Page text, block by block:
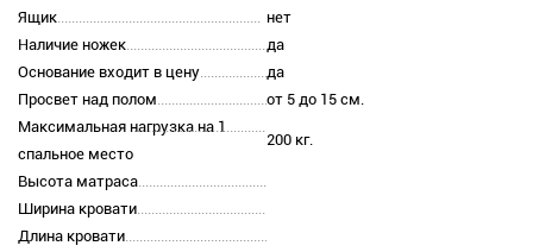
Ящик
нет
Наличие ножек
да
Основание входит в цену
да
Просвет над полом
от 5 до 15 см.
Максимальная нагрузка на 1
спальное место
200 кг.
Высота матраса
Ширина кровати
Длина кровати